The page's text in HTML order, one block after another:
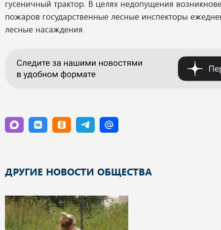
гусеничный трактор. В целях недопущения
пожаров государственные лесные инспекторы
лесные насаждения.
ДРУГИЕ НОВОСТИ ОБЩЕСТВА